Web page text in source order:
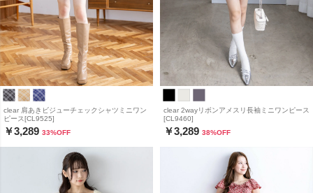
clear 肩あきビジューチェックシャツミニワン
ピース[CL9525]
￥3,289 33%OFF
clear 2wayリボンアメスリ長袖ミニワンピース
[CL9460]
￥3,289 38%OFF